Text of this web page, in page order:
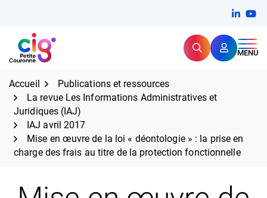
contenu
CIG Petite Couronne RechercherMENU
Expertise et proximité pour
Accueil
Publications et ressources
La revue Les Informations Administratives et
Juridiques (IAJ)
IAJ avril 2017
Mise en œuvre de la loi « déontologie » : la prise en
charge des frais au titre de la protection fonctionnelle